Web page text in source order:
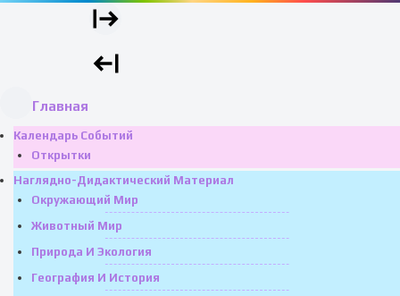
Главная
Календарь Событий
Открытки
Наглядно-Дидактический Материал
Окружающий Мир
Животный Мир
Природа И Экология
География И История